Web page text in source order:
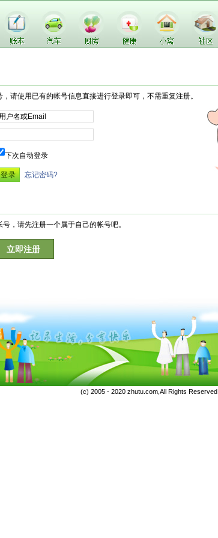
请使用已有的帐号信息直接进行登录即可，不需重复注册。
下次自动登录
忘记密码?
，请先注册一个属于自己的帐号吧。
立即注册
(c) 2005 - 2020 zhutu.com,All Rights Reserved